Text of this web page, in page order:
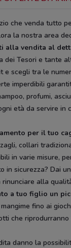
che venda tutto
la nostra area
alla vendita al
dei Tesori e tante
e scegli tra le
imperdibili
profumi,
età da servire in
per il tuo
collari
in varie misure,
in sicurezza? Dai
alla
a tuo figlio un
fino ai
che riprodurranno
danno la